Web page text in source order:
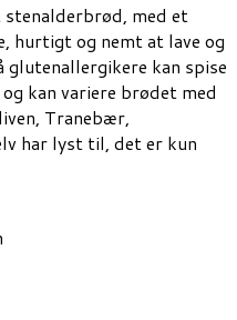
med et
hurtigt og nemt at lave og
glutenallergikere kan spise
kan variere brødet med
Tranebær,
har lyst til, det er kun